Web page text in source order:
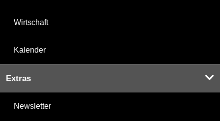
Wirtschaft
Kalender
Extras
Newsletter